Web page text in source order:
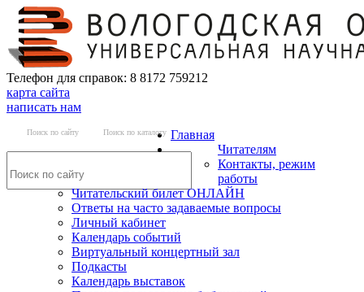
Телефон для справок: 8 8172 759212
карта сайта
написать нам
Поиск по сайту Поиск по каталогу Главная
Читателям
Контакты, режим
работы
Читательский билет ОНЛАЙН
Ответы на часто задаваемые вопросы
Личный кабинет
Календарь событий
Виртуальный концертный зал
Подкасты
Календарь выставок